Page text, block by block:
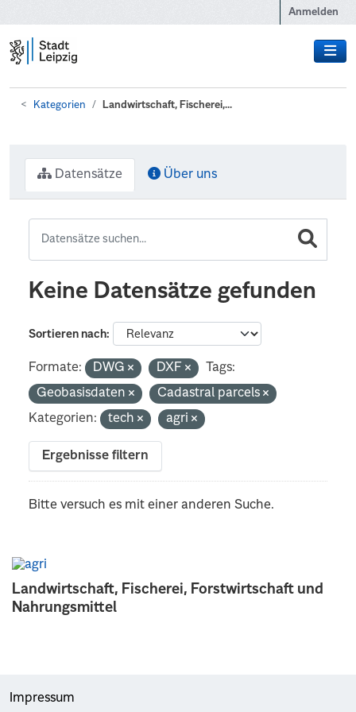
Anmelden
Kategorien Landwirtschaft, Fischerei,...
Landwirtschaft, Fischerei, Forstwirtschaft und
Nahrungsmittel
Datensätze Über uns
Keine Datensätze gefunden
Sortieren nach
Formate: DWG DXF
Tags:
Geobasisdaten
Cadastral parcels
Kategorien:
tech agri
Ergebnisse filtern
Bitte versuch es mit einer anderen Suche.
Impressum